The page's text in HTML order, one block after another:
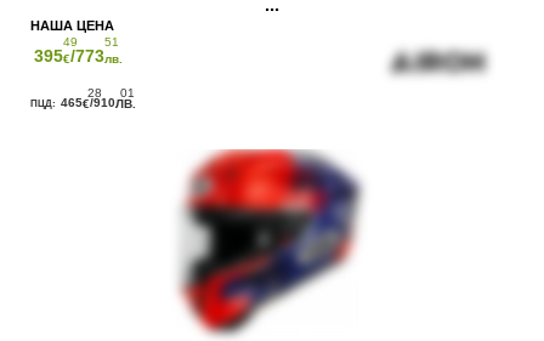
395
49
€/773
51
лв.
465
28
€/910
01
ЛВ.